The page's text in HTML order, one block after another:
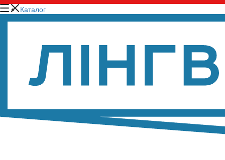
Каталог